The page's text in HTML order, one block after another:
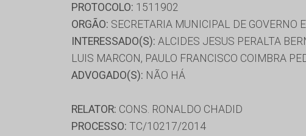
PROTOCOLO: 1511902
ORGÃO: SECRETARIA MUNICIPAL DE GOVERNO
INTERESSADO(S): ALCIDES JESUS PERALTA
LUIS MARCON, PAULO FRANCISCO COIMBRA
ADVOGADO(S): NÃO HÁ
RELATOR: CONS. RONALDO CHADID
PROCESSO: TC/10217/2014